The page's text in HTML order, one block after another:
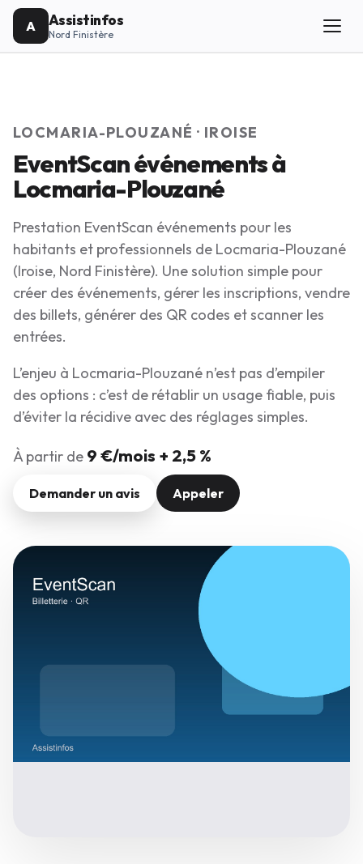
A Assistinfos
Nord Finistère
LOCMARIA-PLOUZANÉ · IROISE
EventScan événements à
Locmaria-Plouzané
Prestation EventScan événements pour les
habitants et professionnels de Locmaria-Plouzané
(Iroise, Nord Finistère). Une solution simple pour
créer des événements, gérer les inscriptions, vendre
des billets, générer des QR codes et scanner les
entrées.
L’enjeu à Locmaria-Plouzané n’est pas d’empiler
des options : c’est de rétablir un usage fiable, puis
d’éviter la récidive avec des réglages simples.
À partir de 9 €/mois + 2,5 %
Demander un avis Appeler